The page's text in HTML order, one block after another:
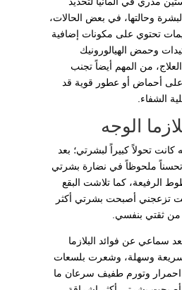
وحالتها، في بعض الحالات،
تحتوي على مكونات إضافية
وحمض الهيالورونيك
العلاج، من المهم أيضاً تجنب
على أحماض أو عطور قوية قد
الشفاء.
الوجه
كانت تحولاً كبيراً لبشرتي؛ بعد
ملحوظاً في نضارة بشرتي
الرفيعة، كما تلاشت البقع
تزعجني أصبحت بشرتي أكثر
من ثقتي بنفسي.
سماعي عن فوائد البلازما
سريعة وسهلة، وشعرت بلسعات
احمرار وتورم طفيف سرعان ما